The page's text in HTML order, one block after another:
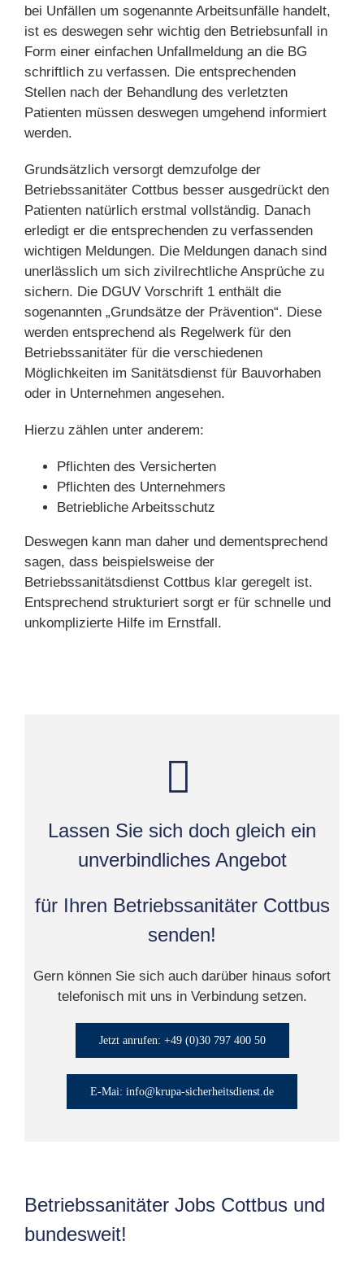
bei Unfällen um sogenannte Arbeitsunfälle handelt,
ist es deswegen sehr wichtig den Betriebsunfall in
Form einer einfachen Unfallmeldung an die BG
schriftlich zu verfassen. Die entsprechenden
Stellen nach der Behandlung des verletzten
Patienten müssen deswegen umgehend informiert
werden.
Grundsätzlich versorgt demzufolge der
Betriebssanitäter Cottbus besser ausgedrückt den
Patienten natürlich erstmal vollständig. Danach
erledigt er die entsprechenden zu verfassenden
wichtigen Meldungen. Die Meldungen danach sind
unerlässlich um sich zivilrechtliche Ansprüche zu
sichern. Die DGUV Vorschrift 1 enthält die
sogenannten „Grundsätze der Prävention“. Diese
werden entsprechend als Regelwerk für den
Betriebssanitäter für die verschiedenen
Möglichkeiten im Sanitätsdienst für Bauvorhaben
oder in Unternehmen angesehen.
Hierzu zählen unter anderem:
Pflichten des Versicherten
Pflichten des Unternehmers
Betriebliche Arbeitsschutz
Deswegen kann man daher und dementsprechend
sagen, dass beispielsweise der
Betriebssanitätsdienst Cottbus klar geregelt ist.
Entsprechend strukturiert sorgt er für schnelle und
unkomplizierte Hilfe im Ernstfall.
Lassen Sie sich doch gleich ein
unverbindliches Angebot
für Ihren Betriebssanitäter Cottbus
senden!
Gern können Sie sich auch darüber hinaus sofort
telefonisch mit uns in Verbindung setzen.
Jetzt anrufen: +49 (0)30 797 400 50
E-Mai: info@krupa-sicherheitsdienst.de
Betriebssanitäter Jobs Cottbus und
bundesweit!